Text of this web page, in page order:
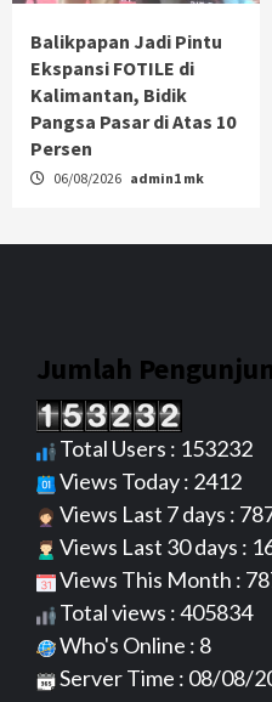
Balikpapan Jadi Pintu
Ekspansi FOTILE di
Kalimantan, Bidik
Pangsa Pasar di Atas 10
Persen
06/08/2026 admin1 mk
Jumlah
Total Users : 153232
Views Today : 2412
Views Last 7 days :
Views Last 30 days :
Views This Month :
Total views : 405834
Who's Online : 8
Server Time : 08/08/